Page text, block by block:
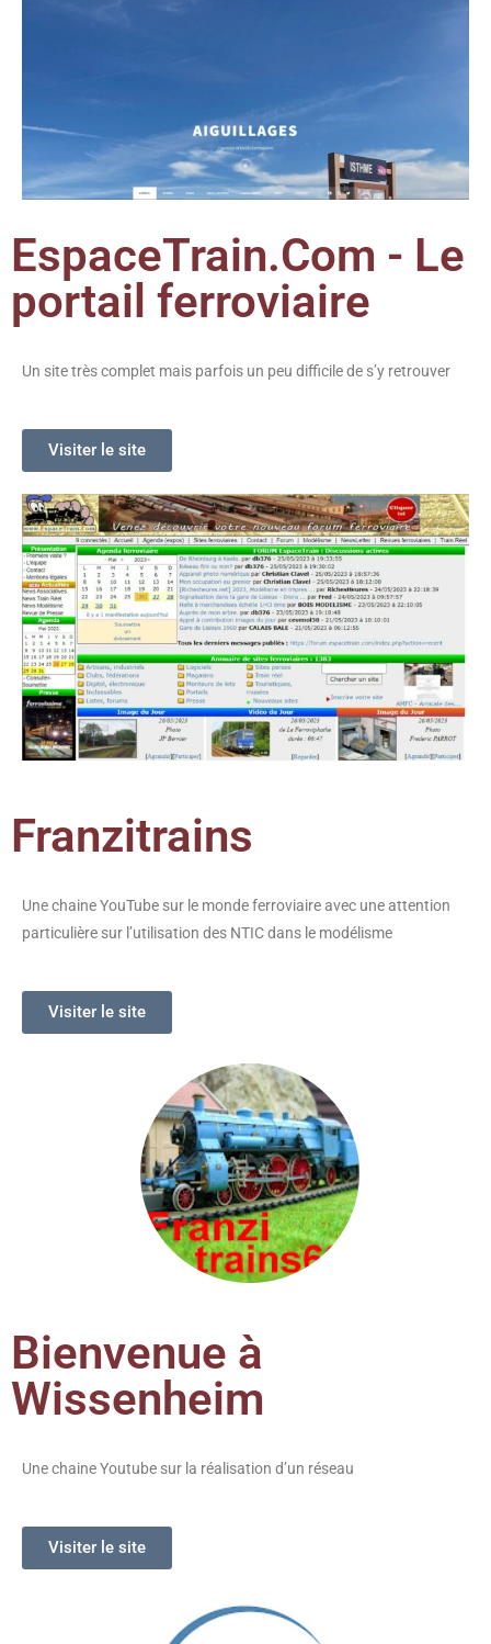
EspaceTrain.Com - Le
portail ferroviaire
Un site très complet mais parfois un peu difficile de s’y retrouver
Visiter le site
Franzitrains
Une chaine YouTube sur le monde ferroviaire avec une attention
particulière sur l’utilisation des NTIC dans le modélisme
Visiter le site
Bienvenue à
Wissenheim
Une chaine Youtube sur la réalisation d’un réseau
Visiter le site